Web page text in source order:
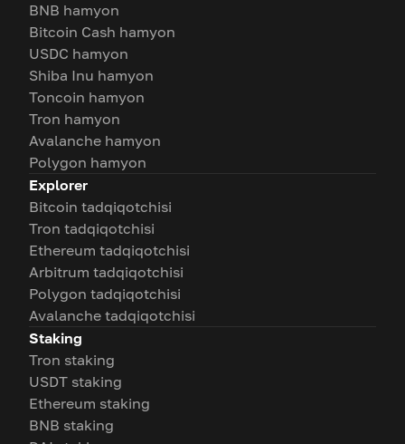
BNB hamyon
Bitcoin Cash hamyon
USDC hamyon
Shiba Inu hamyon
Toncoin hamyon
Tron hamyon
Avalanche hamyon
Polygon hamyon
Explorer
Bitcoin tadqiqotchisi
Tron tadqiqotchisi
Ethereum tadqiqotchisi
Arbitrum tadqiqotchisi
Polygon tadqiqotchisi
Avalanche tadqiqotchisi
Staking
Tron staking
USDT staking
Ethereum staking
BNB staking